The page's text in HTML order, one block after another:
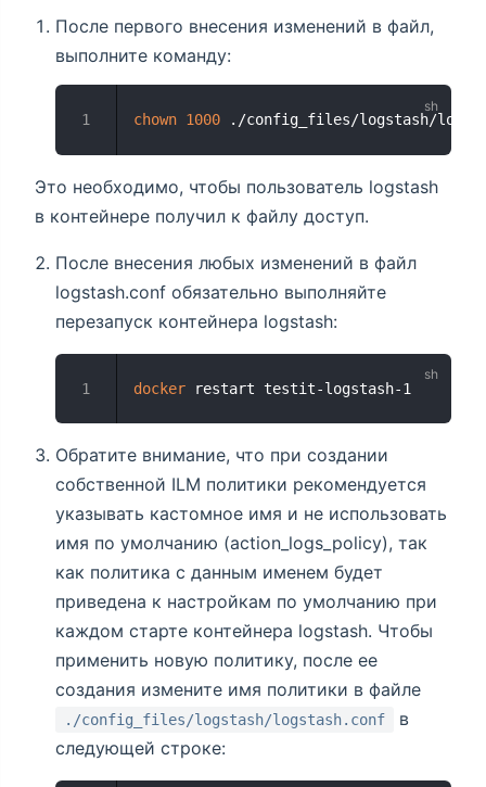
После первого внесения изменений в файл,
выполните команду:
chown 1000 ./config_files/logstash/
Это необходимо, чтобы пользователь logstash
в контейнере получил к файлу доступ.
После внесения любых изменений в файл
logstash.conf обязательно выполняйте
перезапуск контейнера logstash:
docker restart testit-logstash-1
Обратите внимание, что при создании
собственной ILM политики рекомендуется
указывать кастомное имя и не использовать
имя по умолчанию (action_logs_policy), так
как политика с данным именем будет
приведена к настройкам по умолчанию при
каждом старте контейнера logstash. Чтобы
применить новую политику, после ее
создания измените имя политики в файле
./config_files/logstash/logstash.conf
в
следующей строке: